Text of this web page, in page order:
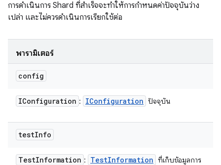
การดำเนินการ Shard ที่สำเร็จจะทำให้การกำหนดค่าปัจจุบันว่าง
เปล่า และไม่ควรดำเนินการเรียกใช้ต่อ
พารามิเตอร์
config
IConfiguration : IConfiguration ปัจจุบัน
testInfo
TestInformation : TestInformation ที่เก็บข้อมูลการ